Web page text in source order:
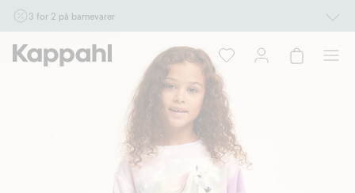
3 for 2 på barnevarer
17/8 i butikk & online for deg som er eller blir medlem. Kan ikke kombineres med
andre tilbud eller rabatter.
Handle nå